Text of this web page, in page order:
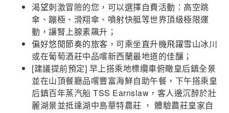
渴望刺激冒險的您，可以選擇自費活動：高空跳
傘、蹦極、滑翔傘、噴射快艇等世界頂級極限運
動，讓腎上腺素飆升；
偏好悠閒節奏的旅客，可乘坐直升機飛躍雪山冰川
或在葡萄酒莊中品嚐新西蘭最地道的佳釀；
[建議提前預定] 早上搭乘地標纜車俯瞰皇后鎮全景
並在山頂餐廳品嚐豐富海鮮自助午餐，下午搭乘皇
后鎮百年蒸汽船 TSS Earnslaw，客人邊沉醉於壯
麗湖景並抵達湖中島華特農莊 ， 體驗農莊皇家自